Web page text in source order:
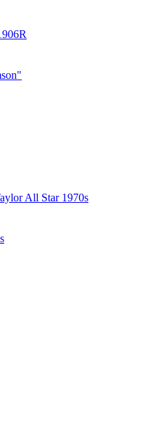
All Star 1970s